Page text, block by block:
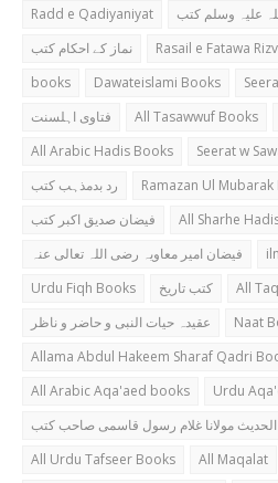
Radd e Qadiyaniyat
علیہ وسلم کتب
نماز کے احکام کتب
Rasail e Fatawa
books
Dawateislami Books
فتاوی اہلسنت
All Tasawwuf Books
All Arabic Hadis Books
Seerat w
رد بدمذہب کتب
Ramazan Ul
فیضان صدیق اکبر کتب
All Sharhe
فیضان امیر معاویہ رضی اللہ تعالی عنہ
Urdu Fiqh Books
کتب تاریخ
All
عقیدہ حیات النبی و حاضر و ناظر
Naat
Allama Abdul Hakeem Sharaf Qadri
All Arabic Aqa'aed books
Urdu
مولانا غلام رسول قاسمی صاحب کتب
All Urdu Tafseer Books
All Maqalat